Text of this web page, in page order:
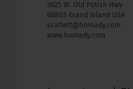
3625 W. Old Potish Hwy
68803 Grand Island USA
scatlett@hornady.com
www.hornady.com